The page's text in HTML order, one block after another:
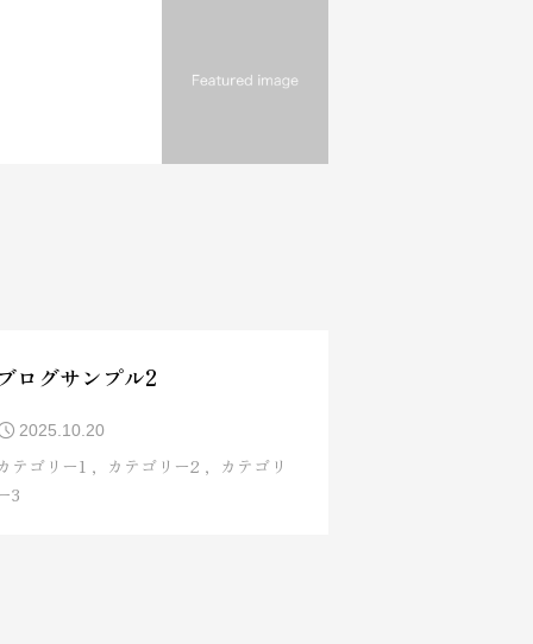
ブログサンプル2
2025.10.20
テゴリー1 カテゴリー2
カテゴリ
3